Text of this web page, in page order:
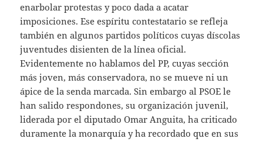
enarbolar protestas y poco dada a acatar
imposiciones. Ese espíritu contestatario se refleja
también en algunos partidos políticos cuyas díscolas
juventudes disienten de la línea oficial.
Evidentemente no hablamos del PP, cuyas sección
más joven, más conservadora, no se mueve ni un
ápice de la senda marcada. Sin embargo al PSOE le
han salido respondones, su organización juvenil,
liderada por el diputado Omar Anguita, ha criticado
duramente la monarquía y ha recordado que en sus